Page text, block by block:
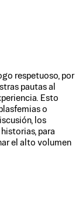
respetuoso, por
pautas al
Esto
o
los
para
el alto volumen